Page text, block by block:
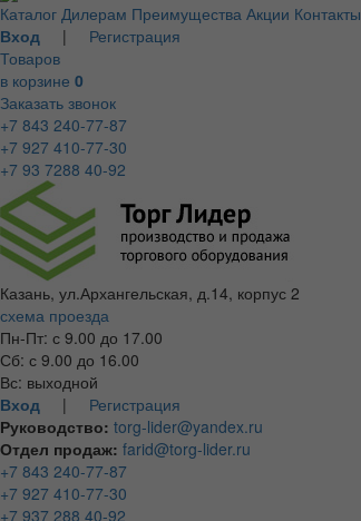
Каталог Дилерам Преимущества Акции Контакты
Вход | Регистрация
Товаров
в корзине 0
Заказать звонок
+7 843 240-77-87
+7 927 410-77-30
+7 93 7288 40-92
Казань, ул.Архангельская, д.14, корпус 2
схема проезда
Пн-Пт: с 9.00 до 17.00
Сб: с 9.00 до 16.00
Вс: выходной
Вход | Регистрация
Руководство: torg-lider@yandex.ru
Отдел продаж: farid@torg-lider.ru
+7 843 240-77-87
+7 927 410-77-30
+7 937 288 40-92